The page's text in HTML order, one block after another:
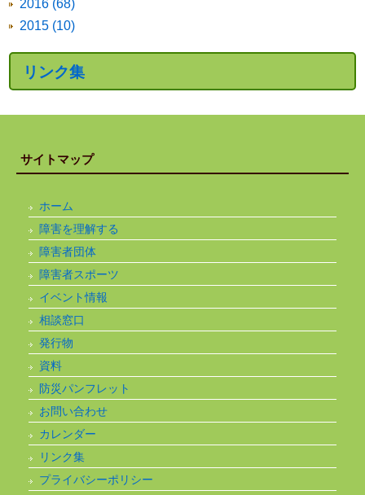
2016 (68)
2015 (10)
リンク集
サイトマップ
ホーム
障害を理解する
障害者団体
障害者スポーツ
イベント情報
相談窓口
発行物
資料
防災パンフレット
お問い合わせ
カレンダー
リンク集
プライバシーポリシー